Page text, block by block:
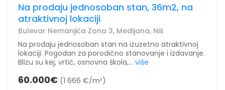
Na prodaju jednosoban stan, 36m2, na
atraktivnoj lokaciji
Bulevar Nemanjića Zona 3, Medijana, Niš
Na prodaju jednosoban stan na izuzetno atraktivnoj
lokaciji. Pogodan za porodično stanovanje i izdavanje.
Blizu su kej, vrtić, osnovna škola,... više
60.000€ (1 666 €/m²)